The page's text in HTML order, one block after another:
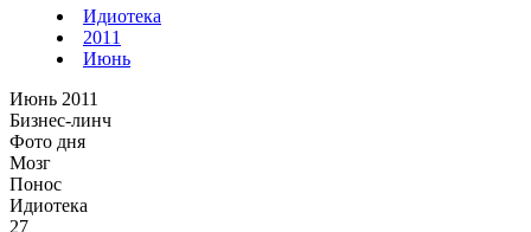
Идиотека
2011
Июнь
Июнь 2011
Бизнес-линч
Фото дня
Мозг
Понос
Идиотека
27